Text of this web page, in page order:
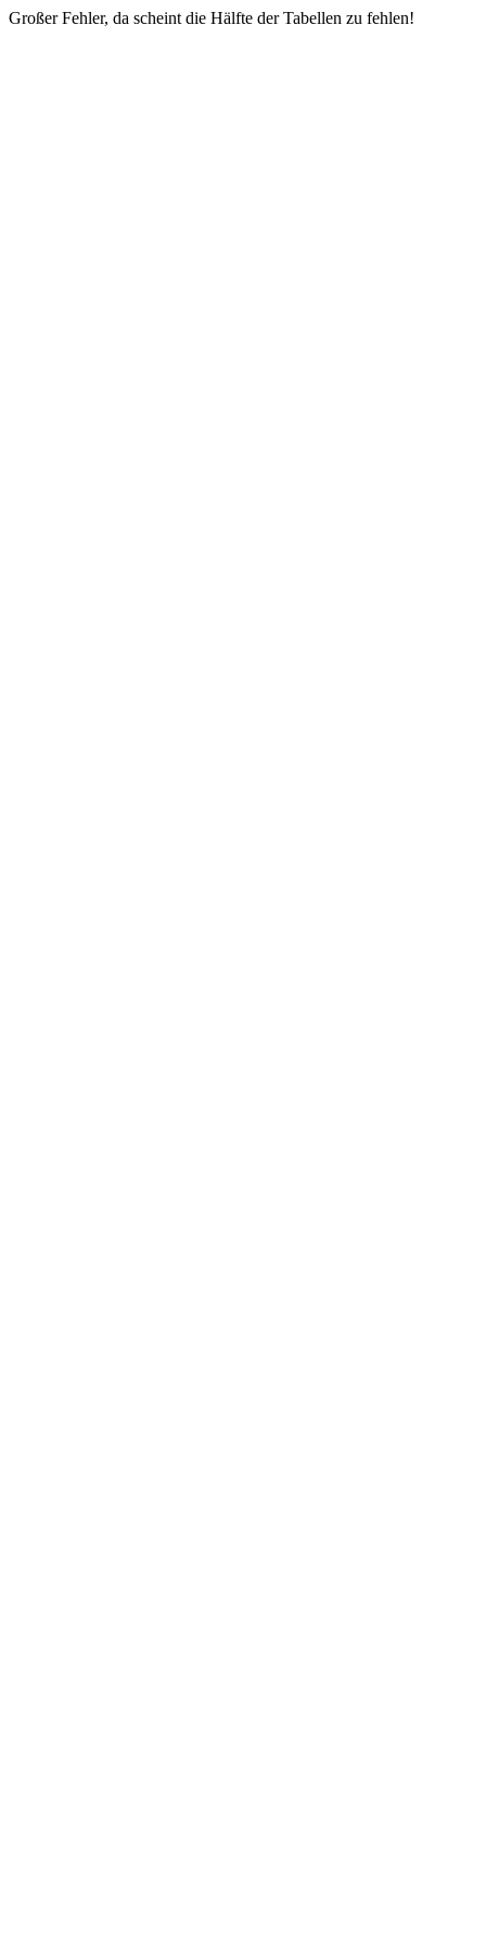
Großer Fehler, da scheint die Hälfte der Tabellen zu fehlen!